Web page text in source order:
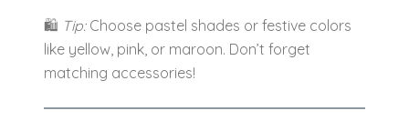
🛍 Tip:Choose pastel shades or festive colors
like yellow, pink, or maroon. Don’t forget
matching accessories!